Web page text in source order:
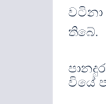
වටිනා
තිබේ.
වියේ